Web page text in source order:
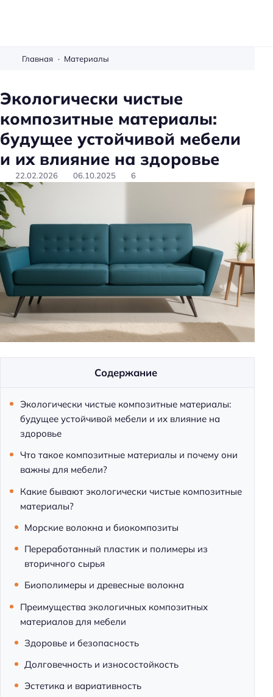
л
ь
с
в
о
м
и
р
у
к
м
и
Главная Материалы
Экологически чистые
композитные материалы:
будущее устойчивой мебели
и их влияние на здоровье
22.02.2026 06.10.2025 6
Содержание
Экологически чистые композитные материалы:
будущее устойчивой мебели и их влияние на
здоровье
Что такое композитные материалы и почему они
важны для мебели?
Какие бывают экологически чистые композитные
материалы?
Морские волокна и биокомпозиты
Переработанный пластик и полимеры из
вторичного сырья
Биополимеры и древесные волокна
Преимущества экологичных композитных
материалов для мебели
Здоровье и безопасность
Долговечность и износостойкость
Эстетика и вариативность